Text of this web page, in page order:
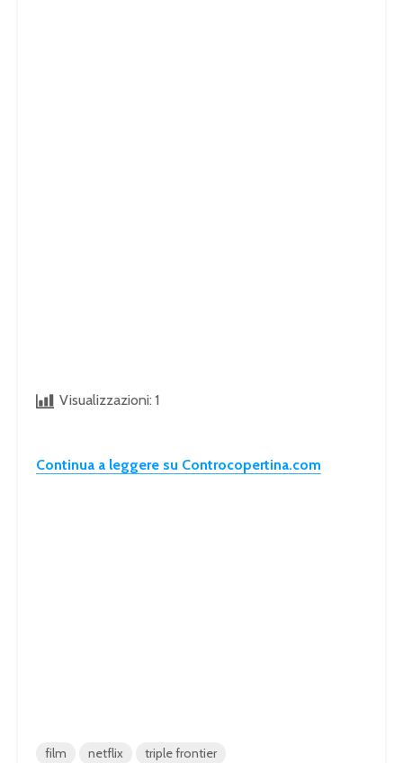
Visualizzazioni: 1
Continua a leggere su Controcopertina.com
film netflix triple frontier